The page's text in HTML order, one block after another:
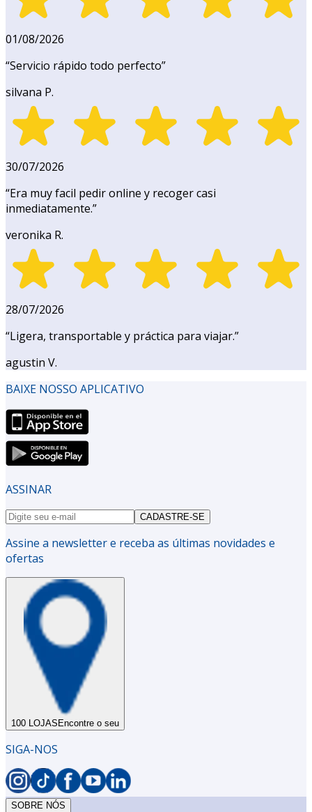
01/08/2026
“Servicio rápido todo perfecto”
silvana P.
30/07/2026
“Era muy facil pedir online y recoger casi
inmediatamente.”
veronika R.
28/07/2026
“Ligera, transportable y práctica para viajar.”
agustin V.
BAIXE NOSSO APLICATIVO
ASSINAR
CADASTRE-SE
Assine a newsletter e receba as últimas novidades e
ofertas
100 LOJAS Encontre o seu
SIGA-NOS
SOBRE NÓS